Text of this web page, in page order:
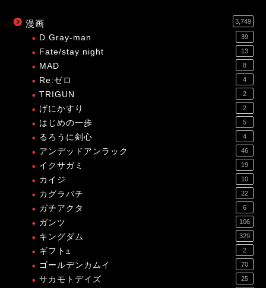
漫画 3,749
D.Gray-man 39
Fate/stay night 13
MAD 8
Re:ゼロ 4
TRIGUN 2
げにかすり 2
はじめの一歩 5
るろうに剣心 4
アンデッドアンラック 46
イクサガミ 19
カイジ 10
カグラバチ 22
ガチアクタ 6
ガンツ 106
キングダム 329
ギフト± 2
ゴールデンカムイ 70
サカモトデイズ 25